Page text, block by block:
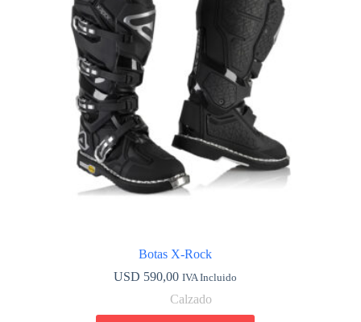
pueden
elegir
página
producto
Botas X-Rock
USD 590,00 IVA Incluido
Calzado